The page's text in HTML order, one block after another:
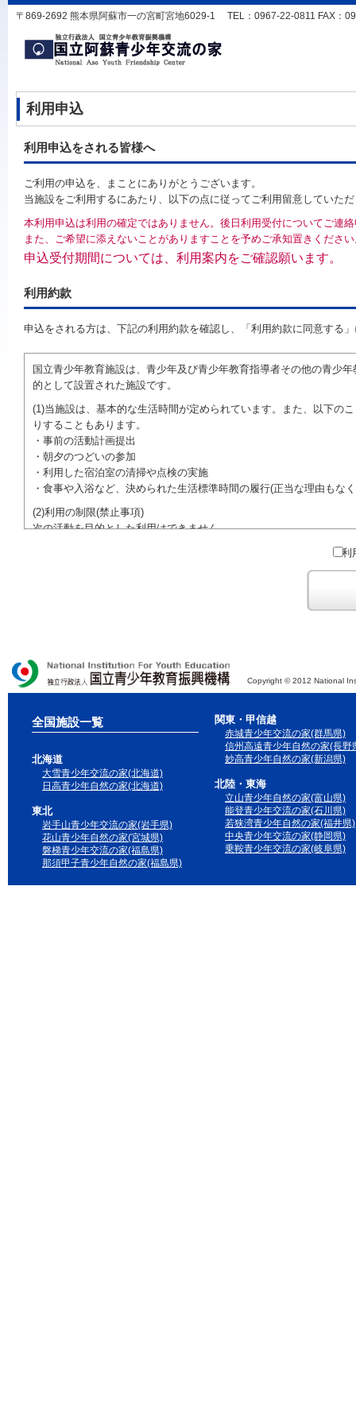
〒869-2692 熊本県阿蘇市一の宮町宮地6029-1 TEL：0967-22-0811 FAX：
利用申込
利用申込をされる皆様へ
ご利用の申込を、まことにありがとうございます。
当施設をご利用するにあたり、以下の点に従ってご利用留意していた
本利用申込は利用の確定ではありません。後日利用受付についてご連
また、ご希望に添えないことがありますことを予めご承知置きくださ
申込受付期間については、利用案内をご確認願います。
利用約款
申込をされる方は、下記の利用約款を確認し、「利用約款に同意する
国立青少年教育施設は、青少年及び青少年教育指導者その他の青少
的として設置された施設です。
(1)当施設は、基本的な生活時間が定められています。また、以下の
りすることもあります。
・事前の活動計画提出
・朝夕のつどいの参加
・利用した宿泊室の清掃や点検の実施
・食事や入浴など、決められた生活標準時間の履行(正当な理由も
(2)利用の制限(禁止事項)
次の活動を目的とした利用はできません。
●特定の政党を支持、またはこれに反対するための政治教育その他の
●特定の宗教を支持、またはこれに反対するための宗教教育その他
域での勧誘活動を行ったり、自らの団体の活動をアピールする活動等)
利
Copyright © 2012 National
全国施設一覧
北海道
大雪青少年交流の家(北海道)
日高青少年自然の家(北海道)
東北
岩手山青少年交流の家(岩手県)
花山青少年自然の家(宮城県)
磐梯青少年交流の家(福島県)
那須甲子青少年自然の家(福島県)
関東・甲信越
赤城青少年交流の家(群馬県)
信州高遠青少年自然の家(長野
妙高青少年自然の家(新潟県)
北陸・東海
立山青少年自然の家(富山県)
能登青少年交流の家(石川県)
若狭湾青少年自然の家(福井県)
中央青少年交流の家(静岡県)
乗鞍青少年交流の家(岐阜県)